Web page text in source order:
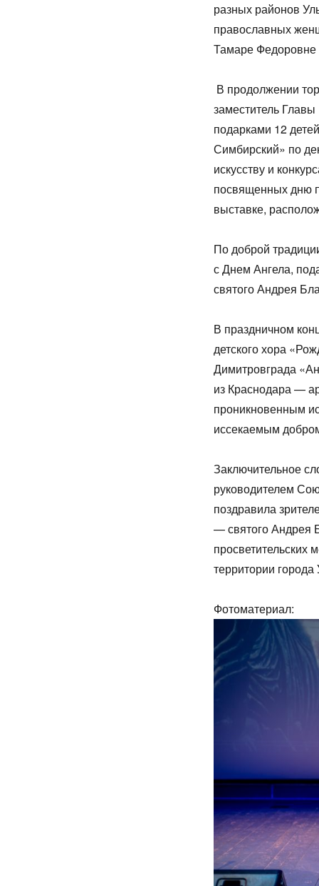
разных районов
православных
Тамаре Федоровне
В продолжении
заместитель
подарками 12
Симбирский» по
искусству и
посвященных дню
выставке,
По доброй
с Днем Ангела,
святого Андрея
В праздничном
детского хора
Димитровграда
из Краснодара —
проникновенным
иссекаемым
Заключительное
руководителем
поздравила
— святого Андрея
просветительских
территории
Фотоматериал: